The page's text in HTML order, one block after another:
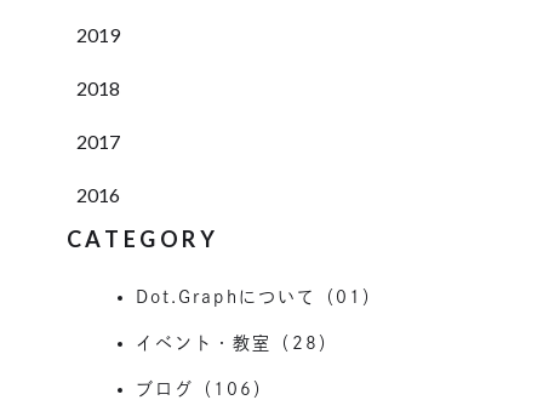
2019
2018
2017
2016
CATEGORY
Dot.Graphについて（01）
イベント・教室（28）
ブログ（106）